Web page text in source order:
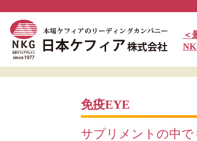
＜
免疫EYE
サプリメントの中で